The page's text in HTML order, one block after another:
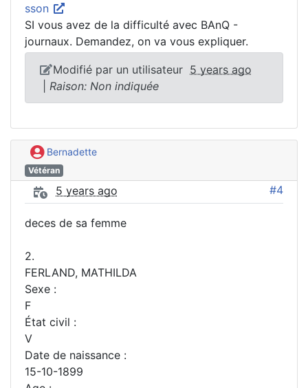
sson
SI vous avez de la difficulté avec BAnQ -
journaux. Demandez, on va vous expliquer.
Modifié par un utilisateur 5 years ago
Raison: Non indiquée
Bernadette
Vétéran
5 years ago #4
deces de sa femme
2.
FERLAND, MATHILDA
Sexe :
F
État civil :
V
Date de naissance :
15-10-1899